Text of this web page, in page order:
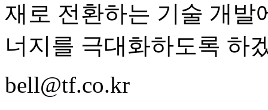
재로 전환하는 기술 개발
너지를 극대화하도록 하
bell@tf.co.kr